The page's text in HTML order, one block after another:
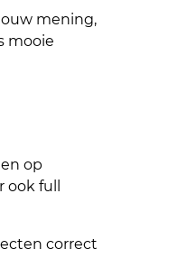
mening,
mooie
op
full
correct